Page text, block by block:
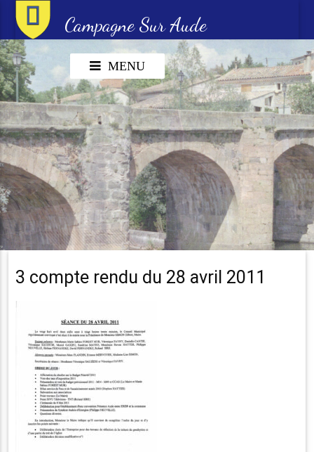
Campagne Sur Aude
MENU
3 compte rendu du 28 avril 2011